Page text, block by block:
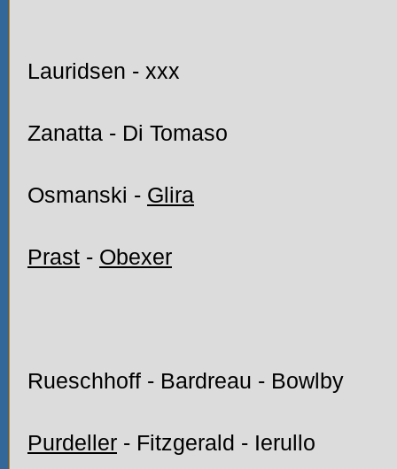
Lauridsen - xxx
Zanatta - Di Tomaso
Osmanski - Glira
Prast - Obexer
Rueschhoff - Bardreau - Bowlby
Purdeller - Fitzgerald - Ierullo